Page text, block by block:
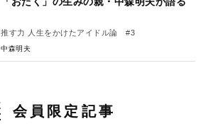
推す力 人生をかけたアイドル論 #3
中森明夫
会員限定記事